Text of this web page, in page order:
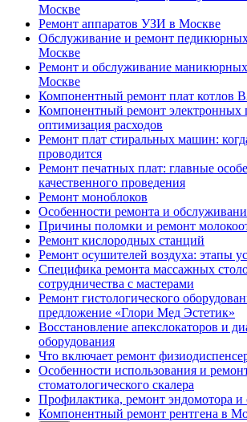
Москве
Ремонт аппаратов УЗИ в Москве
Обслуживание и ремонт педикюрных
Москве
Ремонт и обслуживание маникюрных
Москве
Компонентный ремонт плат котлов
Компонентный ремонт электронных
оптимизация расходов
Ремонт плат стиральных машин:
проводится
Ремонт печатных плат: главные
качественного проведения
Ремонт моноблоков
Особенности ремонта и
Причины поломки и ремонт
Ремонт кислородных станций
Ремонт осушителей воздуха: этапы
Специфика ремонта массажных
сотрудничества с мастерами
Ремонт гистологического
предложение «Глори Мед Эстетик»
Восстановление апекслокаторов и
оборудования
Что включает ремонт
Особенности использования и
стоматологического скалера
Профилактика, ремонт эндомотора и
Компонентный ремонт рентгена в